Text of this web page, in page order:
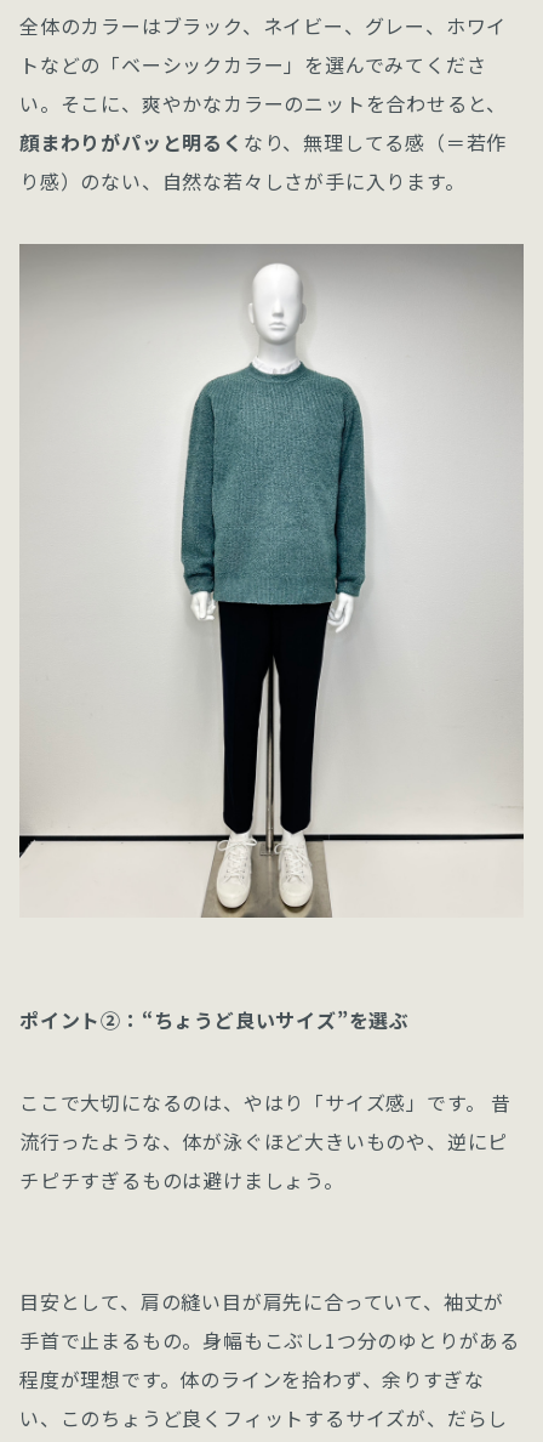
全体のカラーはブラック、ネイビー、グレー、ホワイ
トなどの「ベーシックカラー」を選んでみてくださ
い。そこに、爽やかなカラーのニットを合わせると、
顔まわりがパッと明るく なり、無理してる感（＝若作
り感）のない、自然な若々しさが手に入ります。
ポイント②：“ちょうど良いサイズ”を選ぶ
ここで大切になるのは、やはり「サイズ感」です。 昔
流行ったような、体が泳ぐほど大きいものや、逆にピ
チピチすぎるものは避けましょう。
目安として、肩の縫い目が肩先に合っていて、袖丈が
手首で止まるもの。身幅もこぶし1つ分のゆとりがある
程度が理想です。体のラインを拾わず、余りすぎな
い、このちょうど良くフィットするサイズが、だらし